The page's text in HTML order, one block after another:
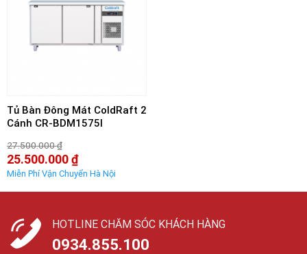
Tủ Bàn Đông Mát ColdRaft 2
Cánh CR-BDM1575I
27.500.000₫
Giá
gốc
là:
25.500.000₫
Giá
tại
HOTLINE CHĂM SÓC KHÁCH HÀNG
0934.855.100